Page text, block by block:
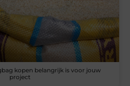
kopen belangrijk is voor jouw
project